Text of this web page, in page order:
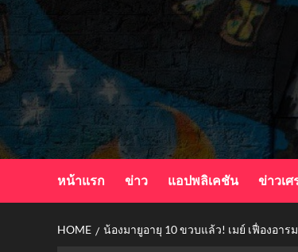
to
content
หน้าแรก ข่าว แอปพลิเคชัน ข่าวเศ
HOME น้องมายูอายุ 10 ขวบแล้ว! เมย์ เฟื่องอา